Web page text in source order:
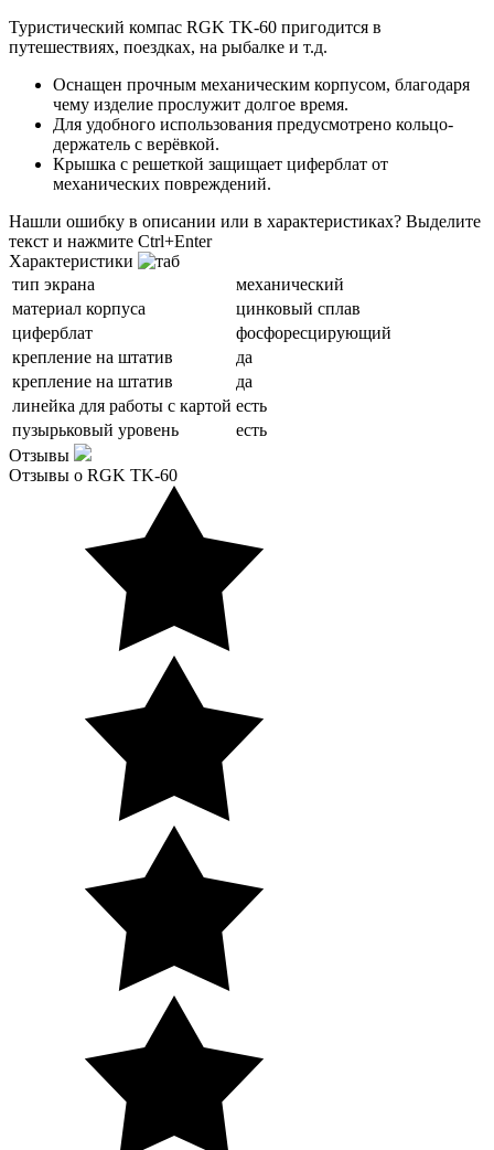
Туристический компас RGK TK-60 пригодится в
путешествиях, поездках, на рыбалке и т.д.
Оснащен прочным механическим корпусом, благодаря
чему изделие прослужит долгое время.
Для удобного использования предусмотрено кольцо-
держатель с верёвкой.
Крышка с решеткой защищает циферблат от
механических повреждений.
Нашли ошибку в описании или в характеристиках? Выделите
текст и нажмите Ctrl+Enter
Характеристики
тип экрана
механический
материал корпуса
цинковый сплав
циферблат
фосфоресцирующий
крепление на штатив
да
крепление на штатив
да
линейка для работы с картой есть
пузырьковый уровень
есть
Отзывы
Отзывы о RGK TK-60